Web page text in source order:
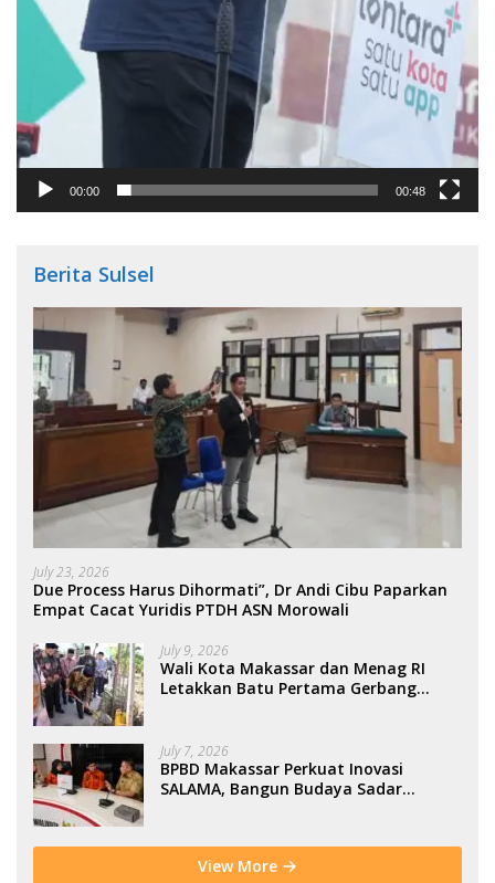
00:00 00:48
Berita Sulsel
July 23, 2026
Due Process Harus Dihormati”, Dr Andi Cibu Paparkan
Empat Cacat Yuridis PTDH ASN Morowali
July 9, 2026
Wali Kota Makassar dan Menag RI
Letakkan Batu Pertama Gerbang
July 7, 2026
BPBD Makassar Perkuat Inovasi
SALAMA, Bangun Budaya Sadar
View More